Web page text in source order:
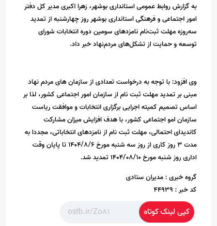
به گزارش روابط عمومی استانداری بوشهر، زهرا اکبری مدیر کل دفتر
امور اجتماعی و فرهنگی استانداری بوشهر روز چهارشنبه از تمدید
سه‌روزه مهلت ثبت‌نام نامزدهای سومین دوره انتخابات شورای
توسعه و حمایت از تشکل‌های مردم‌نهاد خبر داد.
وی افزود: با توجه به درخواست تعدادی از سازمان های مردم نهاد
مبنی بر تمدید مهلت ثبت نام از سازمان امور اجتماعی کشور، لذا بر
اساس تصمیم کمیته اجرایی برگزاری انتخابات و موافقت ریاست
سازمان امو اجتماعی کشور، با هدف افزایش میزان مشارکت
کاندیدای احتمالی، مهلت ثبت نام از نامزدهای انتخاباتی، مجددا به
مدت ۳ روز کاری از روز سه شنبه مورخ ۱۴۰۴/۸/۶ تا پایان وقت
اداری روز شنبه مورخ ۱۴۰۴/۰۸/۱۰ تمدید شد.
گروه خبری : مدیران ستادی
کد خبر : 44939
کپی لینک کوتاه